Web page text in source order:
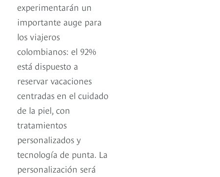
experimentarán un
importante auge para
los viajeros
colombianos: el 92%
está dispuesto a
reservar vacaciones
centradas en el cuidado
de la piel, con
tratamientos
personalizados y
tecnología de punta. La
personalización será